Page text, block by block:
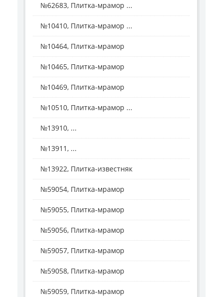
№62683, Плитка-мрамор ...
№10410, Плитка-мрамор ...
№10464, Плитка-мрамор
№10465, Плитка-мрамор
№10469, Плитка-мрамор
№10510, Плитка-мрамор ...
№13910, ...
№13911, ...
№13922, Плитка-известняк
№59054, Плитка-мрамор
№59055, Плитка-мрамор
№59056, Плитка-мрамор
№59057, Плитка-мрамор
№59058, Плитка-мрамор
№59059, Плитка-мрамор